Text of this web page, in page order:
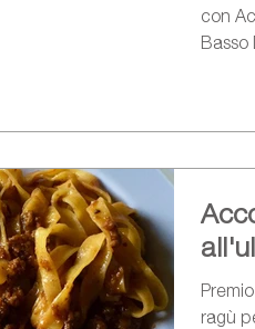
con
Basso
ragù